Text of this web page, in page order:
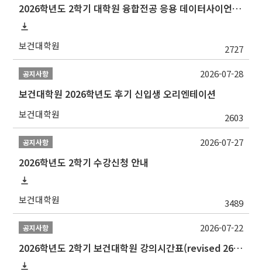
2026학년도 2학기 대학원 융합전공 응용 데이터사이언스 선발 계획 알림
보건대학원 2727
공지사항
보건대학원 2026학년도 후기 신입생 오리엔테이션
보건대학원 2603
2026-07-28
공지사항
2026학년도 2학기 수강신청 안내
보건대학원 3489
2026-07-27
공지사항
2026학년도 2학기 보건대학원 강의시간표(revised 260803)(2026 2nd SEMESTER SNU GSPH TIMETABLE)
2026-07-22